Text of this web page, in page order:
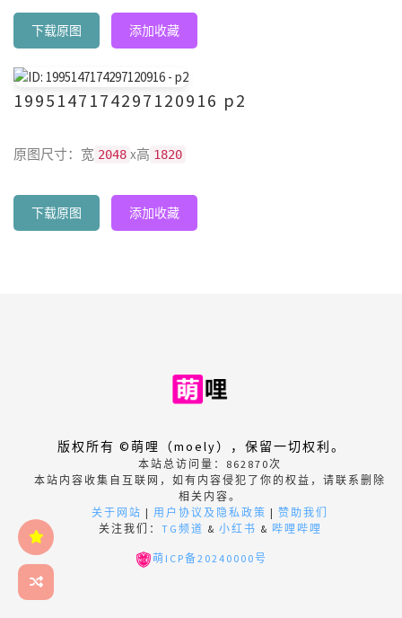
下载原图 添加收藏
1995147174297120916 p2
原图尺寸：宽 2048 x高 1820
下载原图 添加收藏
版权所有 ©萌哩（moely），保留一切权利。
本站总访问量： 862870次
本站内容收集自互联网，如有内容侵犯了你的权益，请联系删除
相关内容。
关于网站 | 用户协议及隐私政策 | 赞助我们
关注我们： TG频道 & 小红书 & 哔哩哔哩
萌ICP备20240000号